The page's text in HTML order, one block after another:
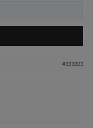
#333803